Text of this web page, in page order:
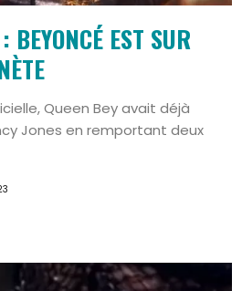
EST SUR
Queen Bey avait déjà
Jones en remportant deux